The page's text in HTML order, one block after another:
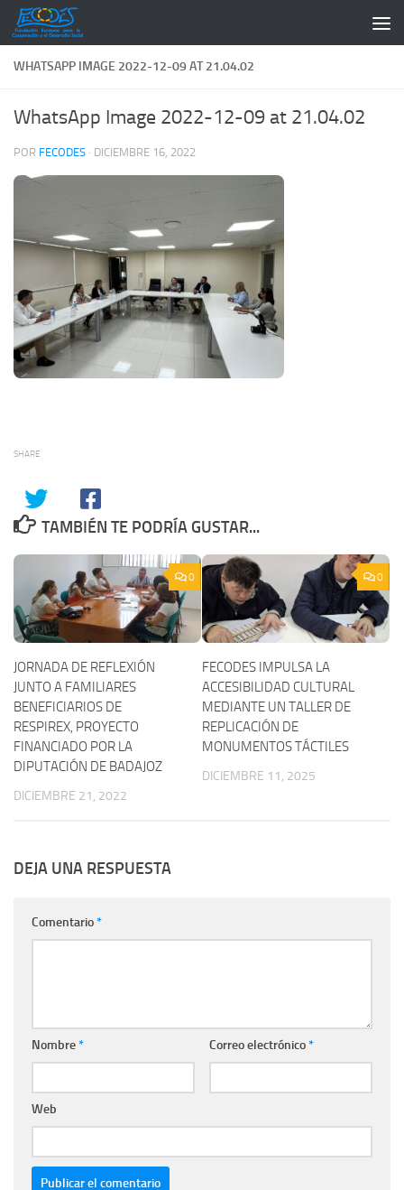
Saltar al contenido
WHATSAPP IMAGE 2022-12-09 AT 21.04.02
WhatsApp Image 2022-12-09 at 21.04.02
POR FECODES · DICIEMBRE 16, 2022
SHARE
TAMBIÉN TE PODRÍA GUSTAR...
0
JORNADA DE REFLEXIÓN
JUNTO A FAMILIARES
BENEFICIARIOS DE
RESPIREX, PROYECTO
FINANCIADO POR LA
DIPUTACIÓN DE BADAJOZ
DICIEMBRE 21, 2022
0
FECODES IMPULSA LA
ACCESIBILIDAD CULTURAL
MEDIANTE UN TALLER DE
REPLICACIÓN DE
MONUMENTOS TÁCTILES
DICIEMBRE 11, 2025
DEJA UNA RESPUESTA
Comentario*
Nombre* Correo electrónico*
Web